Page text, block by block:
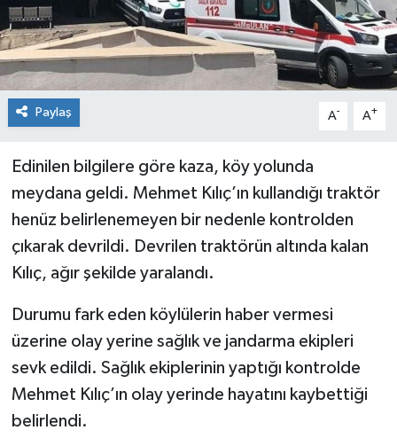
Paylaş A- A+
Edinilen bilgilere göre kaza, köy yolunda
meydana geldi. Mehmet Kılıç’ın kullandığı traktör
henüz belirlenemeyen bir nedenle kontrolden
çıkarak devrildi. Devrilen traktörün altında kalan
Kılıç, ağır şekilde yaralandı.
Durumu fark eden köylülerin haber vermesi
üzerine olay yerine sağlık ve jandarma ekipleri
sevk edildi. Sağlık ekiplerinin yaptığı kontrolde
Mehmet Kılıç’ın olay yerinde hayatını kaybettiği
belirlendi.
Gündem
İlim & İrfan
Kültür & Sanat
KURDÎ
Sağlık
Sağlık & Yaşam
Siyaset
Yaşam